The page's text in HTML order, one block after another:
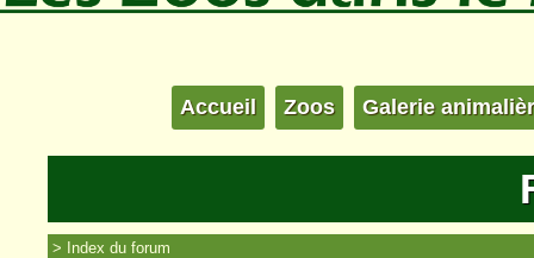
Accueil Zoos Galerie
Index du forum